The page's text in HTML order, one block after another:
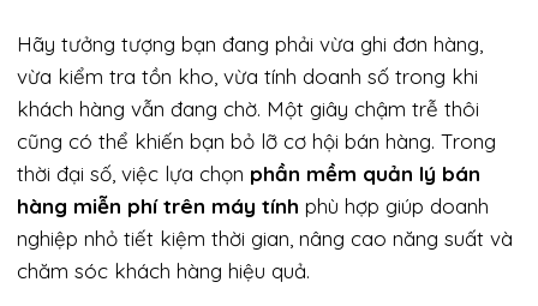
Hãy tưởng tượng bạn đang phải vừa ghi đơn hàng,
vừa kiểm tra tồn kho, vừa tính doanh số trong khi
khách hàng vẫn đang chờ. Một giây chậm trễ thôi
cũng có thể khiến bạn bỏ lỡ cơ hội bán hàng. Trong
thời đại số, việc lựa chọn phần mềm quản lý bán
hàng miễn phí trên máy tính phù hợp giúp doanh
nghiệp nhỏ tiết kiệm thời gian, nâng cao năng suất và
chăm sóc khách hàng hiệu quả.